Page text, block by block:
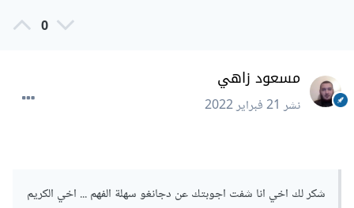
0
مسعود زاهي
نشر21 فبراير 2022
شكر لك اخي انا شفت اجوبتك عن دجانغو سهلة الفهم ... اخي الكريم